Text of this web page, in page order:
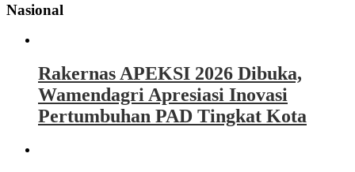
Nasional
Rakernas APEKSI 2026 Dibuka,
Wamendagri Apresiasi Inovasi
Pertumbuhan PAD Tingkat Kota